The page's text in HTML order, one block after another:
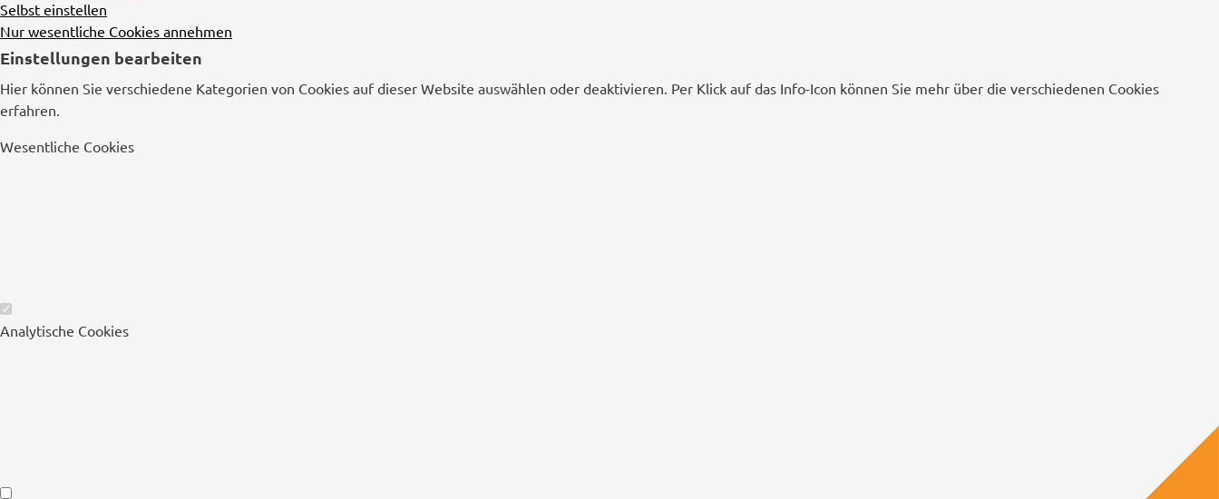
Selbst einstellen
Nur wesentliche Cookies annehmen
Einstellungen bearbeiten
Hier können Sie verschiedene Kategorien von Cookies auf dieser Website auswählen oder deaktivieren. Per Klick auf das Info-Icon können Sie mehr über die verschiedenen Cookies
erfahren.
Wesentliche Cookies
Wesentliche
Cookies
Analytische Cookies